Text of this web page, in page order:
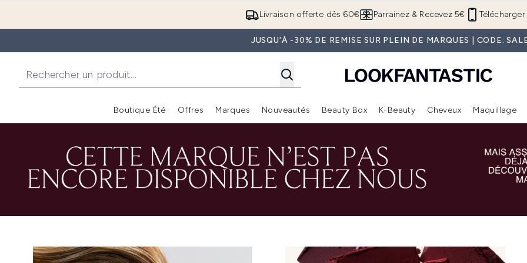
Passer au contenu principal
Livraison offerte dès 60€ Télécharger
Parrainez & Recevez 5€
JUSQU'À -30% DE REMISE SUR PLEIN DE MARQUES | CODE:
Boutique Été
Accédez au sous-menu (Boutique Été )
Offres
Accédez au sous-menu (Offres)
Marques
Accédez au sous-menu (Marques)
Nouveautés
Accédez au sous-menu (Nouveautés)
Beauty Box
Accédez au sous-menu (Beauty Box)
K-Beauty Cheveux Maquillage